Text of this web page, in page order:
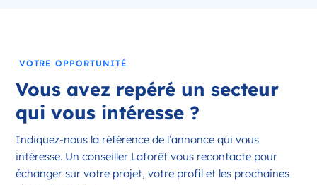
Candidater
Opportunité d’ouverture à Ambazac
VOTRE OPPORTUNITÉ
Vous avez repéré un secteur
qui vous intéresse ?
Indiquez-nous la référence de l’annonce qui vous
intéresse. Un conseiller Laforêt vous recontacte pour
échanger sur votre projet, votre profil et les prochaines